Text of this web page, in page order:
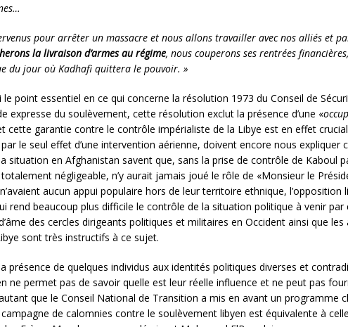
pour arrêter un massacre et nous allons travailler avec nos alliés et
la livraison d’armes au régime, nous couperons ses rentrées
du jour où Kadhafi quittera le pouvoir. »
point essentiel en ce qui concerne la résolution 1973 du Conseil de
expresse du soulèvement, cette résolution exclut la présence d’une «
cette garantie contre le contrôle impérialiste de la Libye est en effet
le seul effet d’une intervention aérienne, doivent encore nous
situation en Afghanistan savent que, sans la prise de contrôle de Kaboul
négligeable, n’y aurait jamais joué le rôle de «Monsieur le
aucun appui populaire hors de leur territoire ethnique,
rend beaucoup plus difficile le contrôle de la situation politique à venir
des cercles dirigeants politiques et militaires en Occident ainsi que
sont très instructifs à ce sujet.
présence de quelques individus aux identités politiques diverses et
ne permet pas de savoir quelle est leur réelle influence et ne peut pas
que le Conseil National de Transition a mis en avant un
de calomnies contre le soulèvement libyen est équivalente à